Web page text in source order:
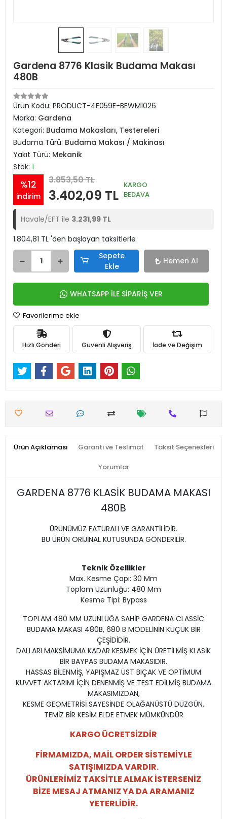
Gardena 8776 Klasik Budama Makası
480B
Ürün Kodu: PRODUCT-4E059E-BEWM1026
Marka: Gardena
Kategori: Budama Makasları, Testereleri
Budama Türü: Budama Makası / Makinası
Yakıt Türü: Mekanik
Stok: 1
%12
indirim
3.853,50 TL
3.402,09 TL
KARGO
BEDAVA
Havale/EFT ile 3.231,99 TL
1.804,81 TL 'den başlayan taksitlerle
Sepete
Ekle
Hemen Al
WHATSAPP İLE SİPARİŞ VER
Favorilerime ekle
Hızlı Gönderi Güvenli Alışveriş İade ve Değişim
Ürün Açıklaması Garanti ve Teslimat Taksit Seçenekleri
Yorumlar
GARDENA 8776 KLASİK BUDAMA MAKASI
480B
ÜRÜNÜMÜZ FATURALI VE GARANTİLİDİR.
BU ÜRÜN ORİJİNAL KUTUSUNDA GÖNDERİLİR.
Teknik Özellikler
Max. Kesme Çapı: 30 Mm
Toplam Uzunluğu: 480 Mm
Kesme Tipi: Bypass
TOPLAM 480 MM UZUNLUĞA SAHİP GARDENA CLASSİC
BUDAMA MAKASI 480B, 680 B MODELİNİN KÜÇÜK BİR
ÇEŞİDİDİR.
DALLARI MAKSİMUMA KADAR KESMEK İÇİN ÜRETİLMİŞ KLASİK
BİR BAYPAS BUDAMA MAKASIDIR.
HASSAS BİLENMİŞ, YAPIŞMAZ ÜST BIÇAK VE OPTİMUM
KUVVET AKTARIMI İÇİN DENENMİŞ VE TEST EDİLMİŞ BUDAMA
MAKASIMIZDAN,
KESME GEOMETRİSİ SAYESİNDE OLAĞANÜSTÜ DÜZGÜN,
TEMİZ BİR KESİM ELDE ETMEK MÜMKÜNDÜR
KARGO ÜCRETSİZDİR
FİRMAMIZDA, MAİL ORDER SİSTEMİYLE
SATIŞIMIZDA VARDIR.
ÜRÜNLERİMİZ TAKSİTLE ALMAK İSTERSENİZ
BİZE MESAJ ATMANIZ YA DA ARAMANIZ
YETERLİDİR.